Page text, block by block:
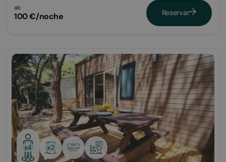
ab
100 €/noche Reservar
Bungalow
x4 x2